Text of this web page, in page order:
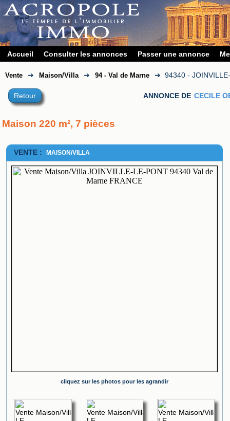
Accueil Consulter les annonces Passer une annonce
Vente ➔ Maison/Villa ➔ 94 - Val de Marne ➔ 94340 -
Retour ANNONCE DE CECILE
Maison 220 m², 7 pièces
VENTE : MAISON/VILLA
cliquez sur les photos pour les agrandir